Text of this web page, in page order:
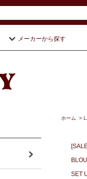
メーカーから探す
ホーム >
SET